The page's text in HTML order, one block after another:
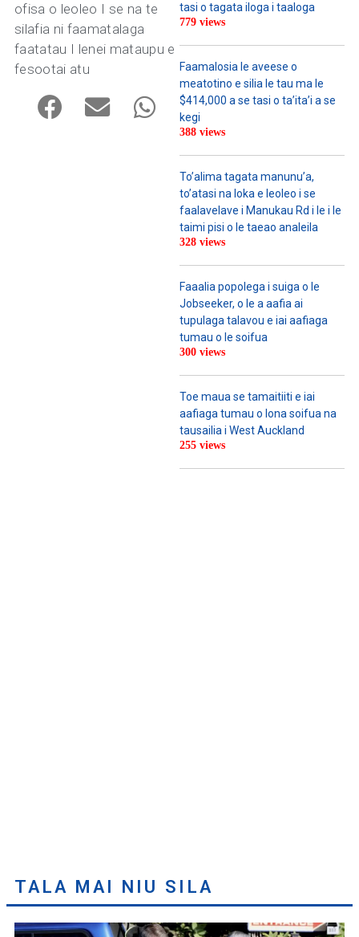
ofisa o leoleo I se na te
silafia ni faamatalaga
faatatau I lenei mataupu e
fesootai atu
tasi o tagata iloga i taaloga
779 views
Faamalosia le aveese o
meatotino e silia le tau ma le
$414,000 a se tasi o ta’ita’i a se
kegi
388 views
To’alima tagata manunu’a,
to’atasi na loka e leoleo i se
faalavelave i Manukau Rd i le i le
taimi pisi o le taeao analeila
328 views
Faaalia popolega i suiga o le
Jobseeker, o le a aafia ai
tupulaga talavou e iai aafiaga
tumau o le soifua
300 views
Toe maua se tamaitiiti e iai
aafiaga tumau o lona soifua na
tausailia i West Auckland
255 views
TALA MAI NIU SILA